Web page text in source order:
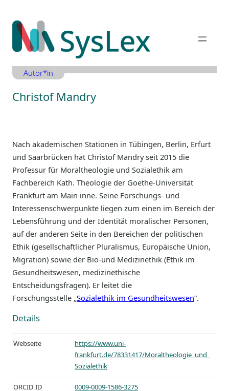
Inhalt
springen
Autor*in
Christof Mandry
Nach akademischen Stationen in Tübingen, Berlin, Erfurt
und Saarbrücken hat Christof Mandry seit 2015 die
Professur für Moraltheologie und Sozialethik am
Fachbereich Kath. Theologie der Goethe-Universität
Frankfurt am Main inne. Seine Forschungs- und
Interessenschwerpunkte liegen zum einen im Bereich der
Lebensführung und der Identität moralischer Personen,
auf der anderen Seite in den Bereichen der politischen
Ethik (gesellschaftlicher Pluralismus, Europäische Union,
Migration) sowie der Bio-und Medizinethik (Ethik im
Gesundheitswesen, medizinethische
Entscheidungsfragen). Er leitet die
Forschungsstelle „Sozialethik im Gesundheitswesen“.
Details
Webseite
https://www.uni-
frankfurt.de/78331417/Moraltheologie_und_
Sozialethik
ORCID ID 0009-0009-1586-3275